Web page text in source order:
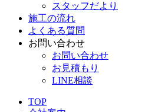
スタッフだより
施工の流れ
よくある質問
お問い合わせ
お問い合わせ
お見積もり
LINE相談
TOP